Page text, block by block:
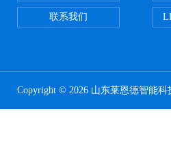
联系我们
Copyright © 2026 山东莱恩德智能